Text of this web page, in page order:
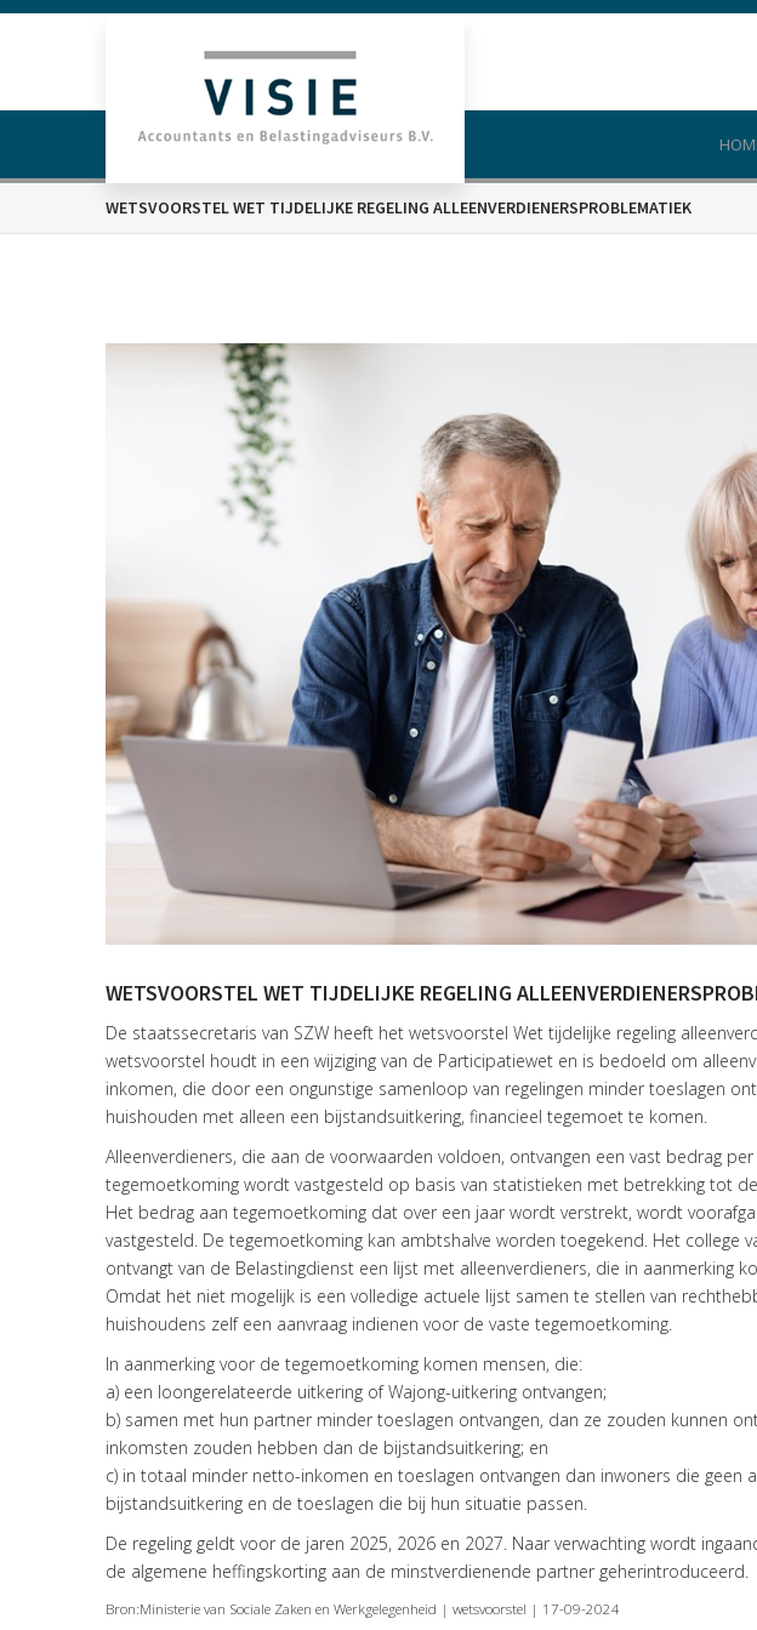
WETSVOORSTEL WET TIJDELIJKE REGELING ALLEENVERDIENERSPROBLEMATIEK
WETSVOORSTEL WET TIJDELIJKE REGELING
De staatssecretaris van SZW heeft het wetsvoorstel Wet tijdelijke regeling
wetsvoorstel houdt in een wijziging van de Participatiewet en is bedoeld om
inkomen, die door een ongunstige samenloop van regelingen minder toeslagen
huishouden met alleen een bijstandsuitkering, financieel tegemoet te komen.
Alleenverdieners, die aan de voorwaarden voldoen, ontvangen een vast bedrag
tegemoetkoming wordt vastgesteld op basis van statistieken met betrekking tot
Het bedrag aan tegemoetkoming dat over een jaar wordt verstrekt, wordt
vastgesteld. De tegemoetkoming kan ambtshalve worden toegekend. Het college
ontvangt van de Belastingdienst een lijst met alleenverdieners, die in aanmerking
Omdat het niet mogelijk is een volledige actuele lijst samen te stellen van
huishoudens zelf een aanvraag indienen voor de vaste tegemoetkoming.
In aanmerking voor de tegemoetkoming komen mensen, die:
a) een loongerelateerde uitkering of Wajong-uitkering ontvangen;
b) samen met hun partner minder toeslagen ontvangen, dan ze zouden kunnen
inkomsten zouden hebben dan de bijstandsuitkering; en
c) in totaal minder netto-inkomen en toeslagen ontvangen dan inwoners die geen
bijstandsuitkering en de toeslagen die bij hun situatie passen.
De regeling geldt voor de jaren 2025, 2026 en 2027. Naar verwachting wordt
de algemene heffingskorting aan de minstverdienende partner geherintroduceerd.
Bron:Ministerie van Sociale Zaken en Werkgelegenheid | wetsvoorstel | 17-09-2024